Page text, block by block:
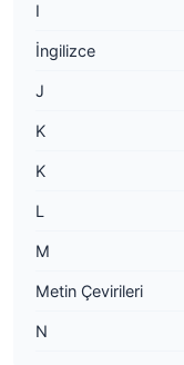
I
İngilizce
J
K
K
L
M
Metin Çevirileri
N